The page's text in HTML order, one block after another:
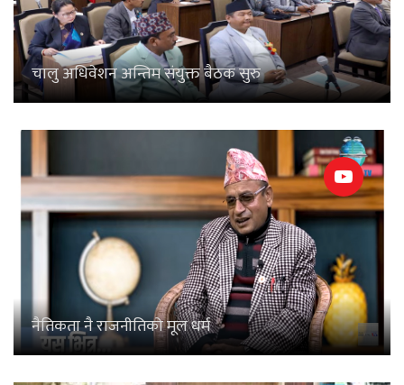
चालु अधिवेशन अन्तिम संयुक्त बैठक सुरु
नैतिकता नै राजनीतिको मूल धर्म